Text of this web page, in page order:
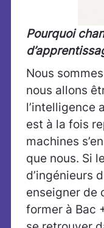
Pourquoi
Nous
nous allons
l’intelligence
est à la fois
machines
que nous. Si
d’ingénieurs
enseigner de
former à Bac